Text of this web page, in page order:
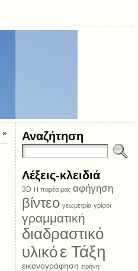
» Αναζήτηση
Λέξεις-κλειδιά
3D Η παρέα μας αφήγηση
βίντεο γεωμετρία γρίφοι
γραμματική
διαδραστικό
υλικόε Τάξη
εικονογράφηση ειρήνη